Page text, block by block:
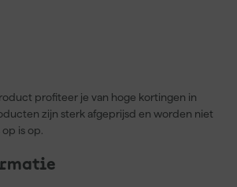
profiteer je van hoge kortingen in
zijn sterk afgeprijsd en worden niet
is op.